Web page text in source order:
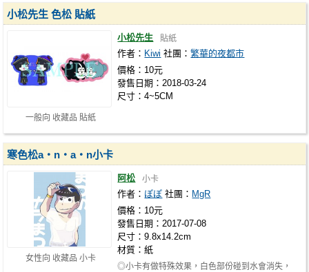
一般向 收藏品 貼紙
小松先生 色松 貼紙
小松先生 貼紙
作者： Kiwi 社團：繁華的夜都市
價格：10元
發售日期：2018-03-24
尺寸：4~5CM
女性向 收藏品 小卡
寒色松a‧n‧a‧n小卡
阿松 小卡
作者： ぽぽ 社團： MgR
價格：10元
發售日期：2017-07-08
尺寸：9.8x14.2cm
材質：紙
◎小卡有做特殊效果，白色部份碰到水會消失，